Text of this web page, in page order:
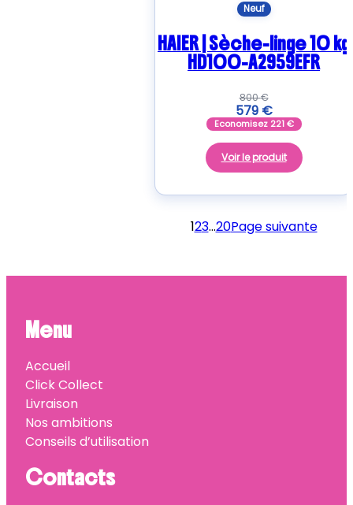
Neuf
HAIER | Sèche-linge 10 kg
HD100-A2959EFR
800€
579 €
Economisez 221€
Voir le produit
123…20Page suivante
Menu
Accueil
Click Collect
Livraison
Nos ambitions
Conseils d’utilisation
Contacts